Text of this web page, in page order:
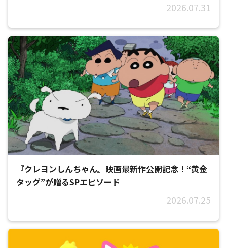
2026.07.31
『クレヨンしんちゃん』映画最新作公開記念！“黄金
タッグ”が贈るSPエピソード
2026.07.25